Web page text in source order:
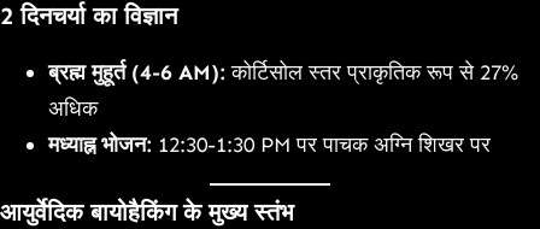
2 दिनचर्या का विज्ञान
ब्रह्म मुहूर्त (4-6 AM): कोर्टिसोल स्तर प्राकृतिक रूप से 27%
अधिक
मध्याह्न भोजन: 12:30-1:30 PM पर पाचक अग्नि शिखर पर
आयुर्वेदिक बायोहैकिंग के मुख्य स्तंभ